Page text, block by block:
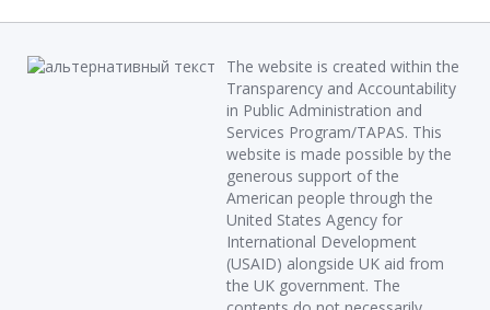
The website is created within the
Transparency and Accountability
in Public Administration and
Services Program/TAPAS. This
website is made possible by the
generous support of the
American people through the
United States Agency for
International Development
(USAID) alongside UK aid from
the UK government. The